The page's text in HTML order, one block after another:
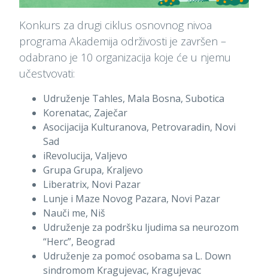
Konkurs za drugi ciklus osnovnog nivoa
programa Akademija održivosti je završen –
odabrano je 10 organizacija koje će u njemu
učestvovati:
Udruženje Tahles, Mala Bosna, Subotica
Korenatac, Zaječar
Asocijacija Kulturanova, Petrovaradin, Novi
Sad
iRevolucija, Valjevo
Grupa Grupa, Kraljevo
Liberatrix, Novi Pazar
Lunje i Maze Novog Pazara, Novi Pazar
Nauči me, Niš
Udruženje za podršku ljudima sa neurozom
“Herc”, Beograd
Udruženje za pomoć osobama sa L. Down
sindromom Kragujevac, Kragujevac